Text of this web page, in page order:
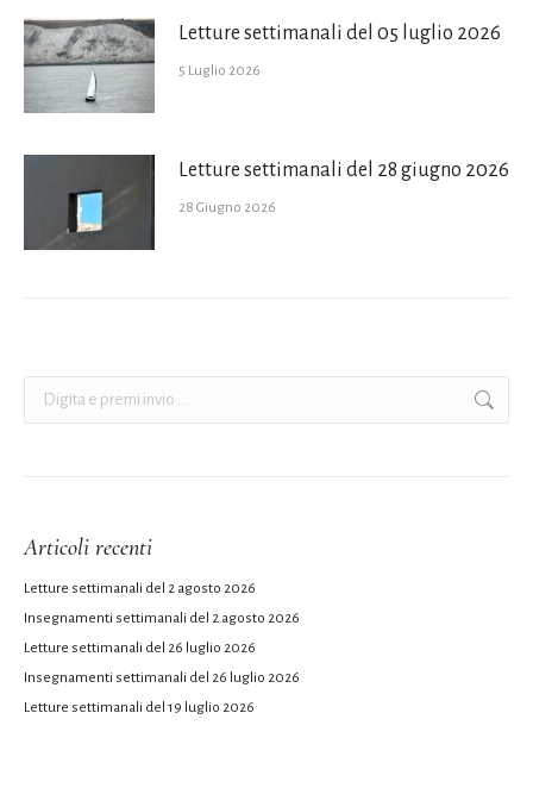
Letture settimanali del 05 luglio 2026
5 Luglio 2026
Letture settimanali del 28 giugno 2026
28 Giugno 2026
Articoli recenti
Letture settimanali del 2 agosto 2026
Insegnamenti settimanali del 2 agosto 2026
Letture settimanali del 26 luglio 2026
Insegnamenti settimanali del 26 luglio 2026
Letture settimanali del 19 luglio 2026